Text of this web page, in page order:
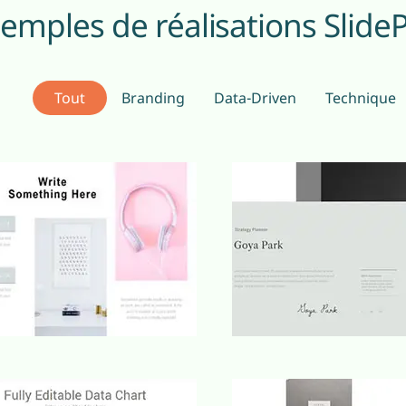
de réalisations
Tout Branding Data-Driven Technique